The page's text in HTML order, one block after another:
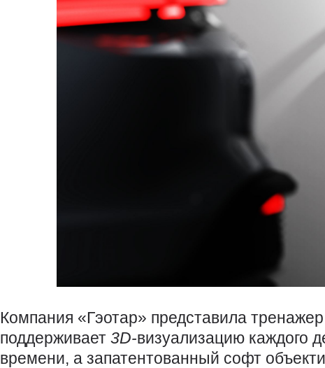
Компания «Гэотар» представила
поддерживает 3D-визуализацию каждого
времени, а запатентованный софт